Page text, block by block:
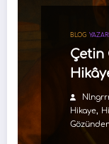
BLOG
Çetin
Hikaye,